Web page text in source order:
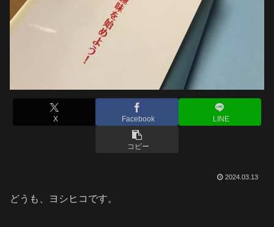
X Facebook LINE
コピー
2024.03.13
どうも、ヨシヒコです。